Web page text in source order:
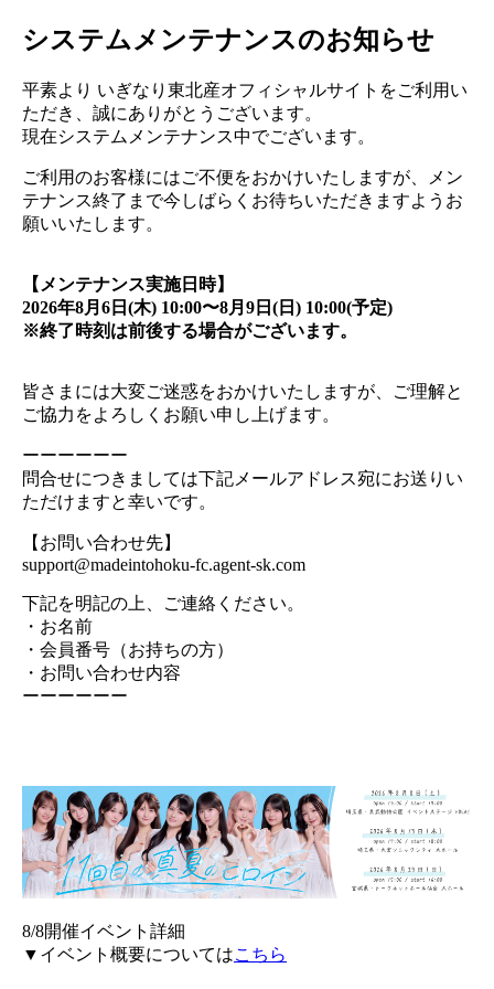
システムメンテナンスのお知らせ
平素より いぎなり東北産オフィシャルサイトをご利用い
ただき、誠にありがとうございます。
現在システムメンテナンス中でございます。
ご利用のお客様にはご不便をおかけいたしますが、メン
テナンス終了まで今しばらくお待ちいただきますようお
願いいたします。
【メンテナンス実施日時】
2026年8月6日(木) 10:00〜8月9日(日) 10:00(予定)
※終了時刻は前後する場合がございます。
皆さまには大変ご迷惑をおかけいたしますが、ご理解と
ご協力をよろしくお願い申し上げます。
ーーーーーー
問合せにつきましては下記メールアドレス宛にお送りい
ただけますと幸いです。
【お問い合わせ先】
support@madeintohoku-fc.agent-sk.com
下記を明記の上、ご連絡ください。
・お名前
・会員番号（お持ちの方）
・お問い合わせ内容
ーーーーーー
8/8開催イベント詳細
▼イベント概要についてはこちら